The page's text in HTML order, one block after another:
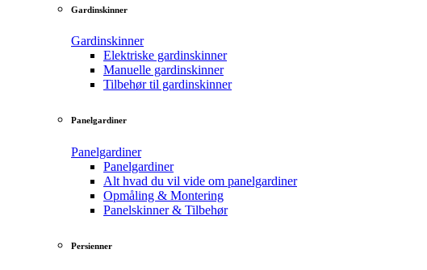
Gardinskinner
Gardinskinner
Elektriske gardinskinner
Manuelle gardinskinner
Tilbehør til gardinskinner
Panelgardiner
Panelgardiner
Panelgardiner
Alt hvad du vil vide om panelgardiner
Opmåling & Montering
Panelskinner & Tilbehør
Persienner